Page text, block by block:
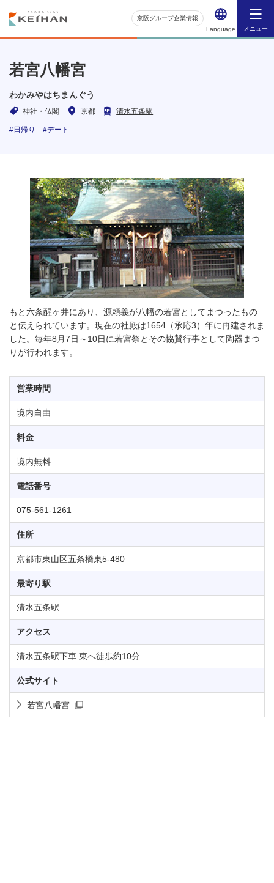
Language メニュー
京阪グループ企業情報
若宮八幡宮
わかみやはちまんぐう
神社・仏閣 京都 清水五条駅
#日帰り #デート
もと六条醒ヶ井にあり、源頼義が八幡の若宮としてまつったもの
と伝えられています。現在の社殿は1654（承応3）年に再建されま
した。毎年8月7日～10日に若宮祭とその協賛行事として陶器まつ
りが行われます。
営業時間
境内自由
料金
境内無料
電話番号
075-561-1261
住所
京都市東山区五条橋東5-480
最寄り駅
清水五条駅
アクセス
清水五条駅下車 東へ徒歩約10分
公式サイト
若宮八幡宮